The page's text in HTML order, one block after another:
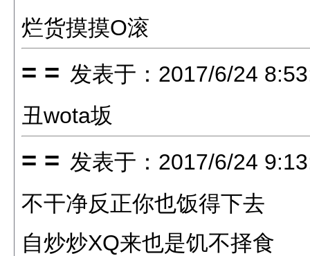
烂货摸摸O滚
= = 发表于：2017/6/24
丑wota坂
= = 发表于：2017/6/24
不干净反正你也饭得下去
自炒炒XQ来也是饥不择食